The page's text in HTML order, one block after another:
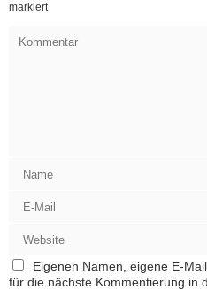
markiert
Eigenen Namen, eigene E-
für die nächste Kommentierung in